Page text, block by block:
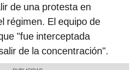
de una protesta en
régimen. El equipo de
"fue interceptada
de la concentración".